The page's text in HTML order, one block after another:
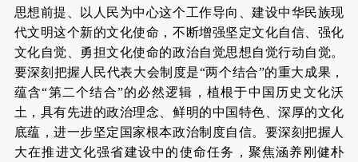
思想前提、以人民为中心这个工作导向、建设中华民族现
代文明这个新的文化使命，不断增强坚定文化自信、强化
文化自觉、勇担文化使命的政治自觉思想自觉行动自觉。
要深刻把握人民代表大会制度是“两个结合”的重大成果，
蕴含“第二个结合”的必然逻辑，植根于中国历史文化沃
土，具有先进的政治理念、鲜明的中国特色、深厚的文化
底蕴，进一步坚定国家根本政治制度自信。要深刻把握人
大在推进文化强省建设中的使命任务，聚焦涵养刚健朴